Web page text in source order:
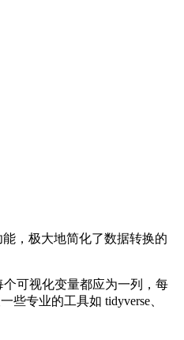
，极大地简化了数据转换的
可视化变量都应为一列，每
专业的工具如 tidyverse、